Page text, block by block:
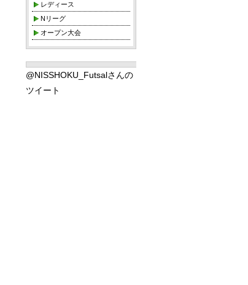
レディース
Nリーグ
オープン大会
@NISSHOKU_Futsalさんの
ツイート